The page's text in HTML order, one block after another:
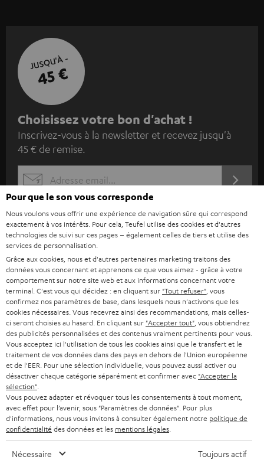
JUSQU'À -
45 €
I
n
s
c
r
v
e
z
-
v
o
u
s
à
l
a
n
e
w
Choisissez votre bon d'achat !
Inscrivez-vous à la newsletter et recevez jusqu'à
45 € de remise.
EMAIL
WIDGET
Catégories
HOME CINEMA
SYSTEMES COMPLETS HOME CINEMA
BARRES DE SON
STEREO
SMART HOME
Société
SUPPORT
CARRIÈRE
PRESSE
B2B
Boutiques en ligne Teufel
ALLEMAGNE
AUTRICHE
Pour que le son vous corresponde
Nous voulons vous offrir une expérience de navigation sûre qui correspond
exactement à vos intérêts. Pour cela, Teufel utilise des cookies et d'autres
technologies de suivi sur ces pages – également celles de tiers et utilise des
services de personnalisation.
Grâce aux cookies, nous et d'autres partenaires marketing traitons des
données vous concernant et apprenons ce que vous aimez - grâce à votre
comportement sur notre site web et aux informations concernant votre
terminal. C'est vous qui décidez : en cliquant sur "Tout refuser" , vous
confirmez nos paramètres de base, dans lesquels nous n'activons que les
cookies nécessaires. Vous recevrez ainsi des recommandations, mais celles-
ci seront choisies au hasard. En cliquant sur "Accepter tout" , vous obtiendrez
des publicités personnalisées et des contenus vraiment pertinents pour vous.
Vous acceptez ici l'utilisation de tous les cookies ainsi que le transfert et le
traitement de vos données dans des pays en dehors de l'Union européenne
et de l'EER. Pour une sélection individuelle, vous pouvez aussi activer ou
désactiver chaque catégorie séparément et confirmer avec "Accepter la
sélection"
Vous pouvez adapter et révoquer tous les consentements à tout moment,
avec effet pour l’avenir, sous "Paramètres de données". Pour plus
d'informations, nous vous invitons à consulter également notre politique de
confidentialité des données et les mentions légales
Nécessaire Toujours actif